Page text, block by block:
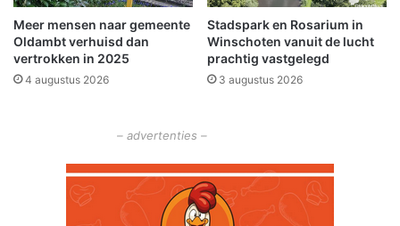
E
n
g
e
l
u
i
t
b
r
Meer mensen naar gemeente
Oldambt verhuisd dan
vertrokken in 2025
4 augustus 2026
Stadspark en Rosarium in
Winschoten vanuit de lucht
prachtig vastgelegd
3 augustus 2026
– advertenties –